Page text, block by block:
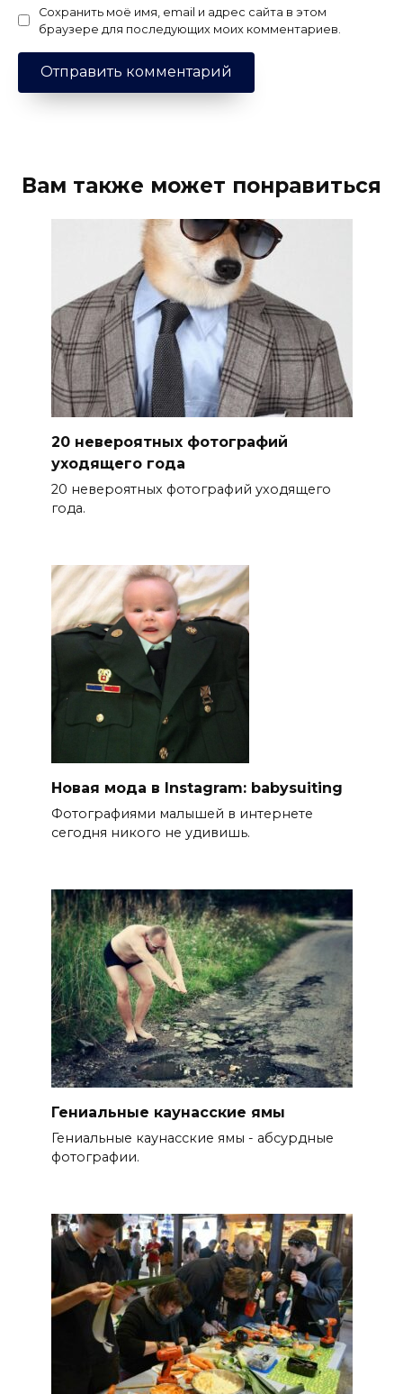
Сохранить моё имя, email и адрес сайта в этом
браузере для последующих моих комментариев.
Вам также может понравиться
20 невероятных фотографий
уходящего года
20 невероятных фотографий уходящего
года.
Новая мода в Instagram: babysuiting
Фотографиями малышей в интернете
сегодня никого не удивишь.
Гениальные каунасские ямы
Гениальные каунасские ямы - абсурдные
фотографии.